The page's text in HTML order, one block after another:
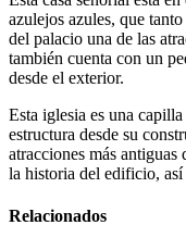
azulejos azules, que
del palacio una de las
también cuenta con un
desde el exterior.
Esta iglesia es una
estructura desde su
atracciones más
la historia del edificio,
Relacionados